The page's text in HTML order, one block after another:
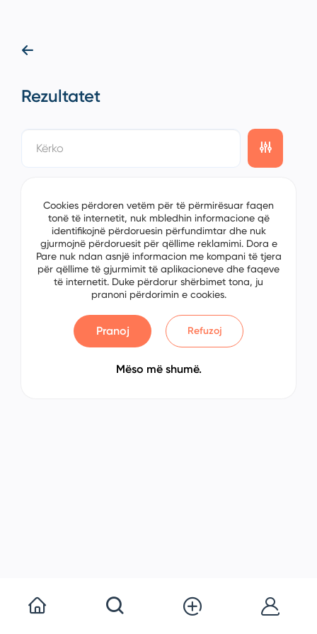
Rezultatet
Cookies përdoren vetëm për të përmirësuar faqen
tonë të internetit, nuk mbledhin informacione që
identifikojnë përdoruesin përfundimtar dhe nuk
gjurmojnë përdoruesit për qëllime reklamimi. Dora e
Pare nuk ndan asnjë informacion me kompani të tjera
për qëllime të gjurmimit të aplikacioneve dhe faqeve
të internetit. Duke përdorur shërbimet tona, ju
pranoni përdorimin e cookies.
Pranoj Refuzoj
Mëso më shumë.